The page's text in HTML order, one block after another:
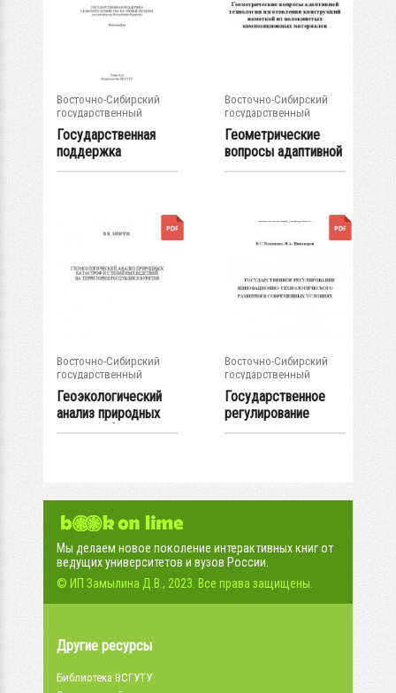
Восточно-Сибирский
государственный
университет...
Государственная
поддержка
сельского хозяйства
Восточно-Сибирский
государственный
университет...
Геометрические
вопросы адаптивной
технологии...
Восточно-Сибирский
государственный
университет...
Геоэкологический
анализ природных
катастроф и...
Восточно-Сибирский
государственный
университет...
Государственное
регулирование
инновационно-...
Мы делаем новое поколение интерактивных книг от
ведущих университетов и вузов России.
© ИП Замылина Д.В., 2023. Все права защищены.
Другие ресурсы
Библиотека ВСГУТУ